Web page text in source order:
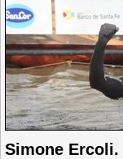
Simone Ercoli.